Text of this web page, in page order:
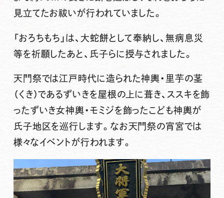
見立てたお祓いが行われていました。
「おろちもち」は、大蛇餅として奉納し、無病息災
等を祈願したあと、氏子らに授与されました。
天門祭では江戸時代に造られた神輿・里芋の茎
（くき）であるずいきを屋根の上に葺き、ススキを飾
ったずいき女神輿・モミジを飾ったこども神輿が
氏子地区を巡行します。なお天門祭の宵宮では
様々なイベントが行われます。